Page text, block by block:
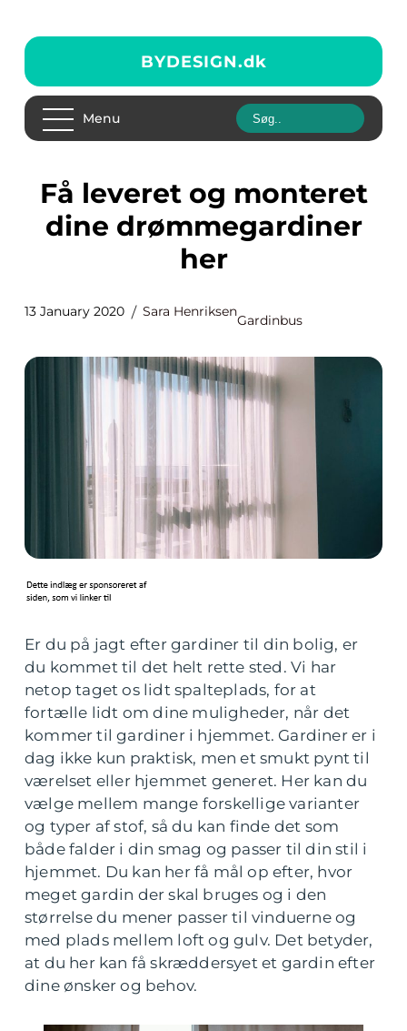
BYDESIGN.dk
Menu
Få leveret og monteret
dine drømmegardiner
her
13 January 2020 Sara Henriksen
Gardinbus
Er du på jagt efter gardiner til din bolig, er
du kommet til det helt rette sted. Vi har
netop taget os lidt spalteplads, for at
fortælle lidt om dine muligheder, når det
kommer til gardiner i hjemmet. Gardiner er i
dag ikke kun praktisk, men et smukt pynt til
værelset eller hjemmet generet. Her kan du
vælge mellem mange forskellige varianter
og typer af stof, så du kan finde det som
både falder i din smag og passer til din stil i
hjemmet. Du kan her få mål op efter, hvor
meget gardin der skal bruges og i den
størrelse du mener passer til vinduerne og
med plads mellem loft og gulv. Det betyder,
at du her kan få skræddersyet et gardin efter
dine ønsker og behov.